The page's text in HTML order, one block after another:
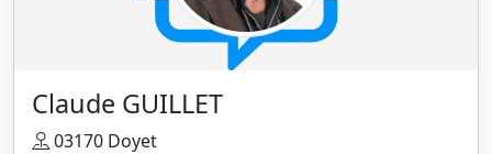
Claude GUILLET
03170 Doyet